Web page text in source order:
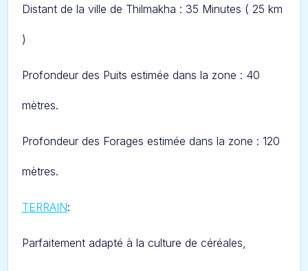
Distant de la ville de Thilmakha : 35 Minutes ( 25 km
)
Profondeur des Puits estimée dans la zone : 40
mètres.
Profondeur des Forages estimée dans la zone : 120
mètres.
TERRAIN:
Parfaitement adapté à la culture de céréales,